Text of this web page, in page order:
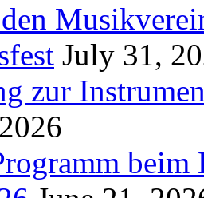
July 31,
zur